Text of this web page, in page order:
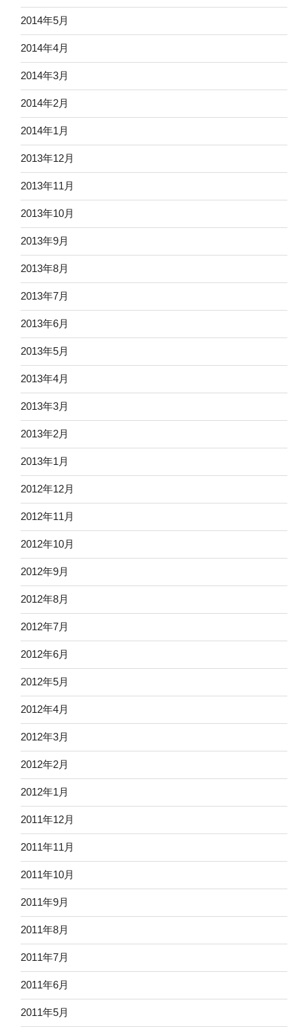
2014年5月
2014年4月
2014年3月
2014年2月
2014年1月
2013年12月
2013年11月
2013年10月
2013年9月
2013年8月
2013年7月
2013年6月
2013年5月
2013年4月
2013年3月
2013年2月
2013年1月
2012年12月
2012年11月
2012年10月
2012年9月
2012年8月
2012年7月
2012年6月
2012年5月
2012年4月
2012年3月
2012年2月
2012年1月
2011年12月
2011年11月
2011年10月
2011年9月
2011年8月
2011年7月
2011年6月
2011年5月